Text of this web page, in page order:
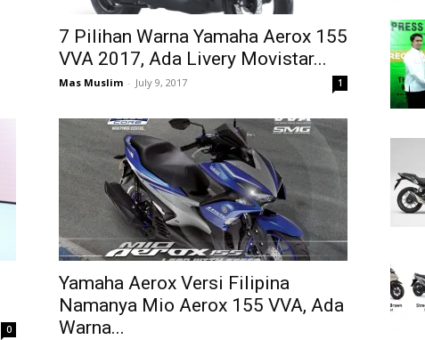
7 Pilihan Warna Yamaha Aerox 155
VVA 2017, Ada Livery Movistar...
Mas Muslim - July 9, 2017 1
0
Yamaha Aerox Versi Filipina
Namanya Mio Aerox 155 VVA, Ada
Warna...